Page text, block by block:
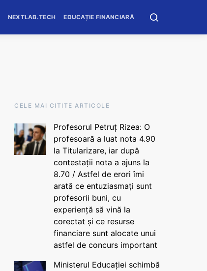
NEXTLAB.TECH EDUCAȚIE FINANCIARĂ
CELE MAI CITITE ARTICOLE
Profesorul Petruț Rizea: O
profesoară a luat nota 4.90
la Titularizare, iar după
contestații nota a ajuns la
8.70 / Astfel de erori îmi
arată ce entuziasmați sunt
profesorii buni, cu
experiență să vină la
corectat și ce resurse
financiare sunt alocate unui
astfel de concurs important
Ministerul Educației schimbă